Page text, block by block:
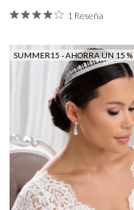
1 Reseña
SUMMER15 - AHORRA UN 15 %